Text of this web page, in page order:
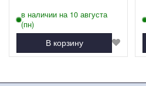
в наличии на 10 августа
(пн)
В корзину